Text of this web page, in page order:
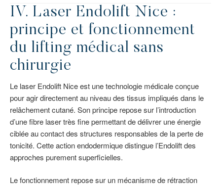
IV. Laser Endolift Nice :
principe et fonctionnement
du lifting médical sans
chirurgie
Le laser Endolift Nice est une technologie médicale conçue
pour agir directement au niveau des tissus impliqués dans le
relâchement cutané. Son principe repose sur l’introduction
d’une fibre laser très fine permettant de délivrer une énergie
ciblée au contact des structures responsables de la perte de
tonicité. Cette action endodermique distingue l’Endolift des
approches purement superficielles.
Le fonctionnement repose sur un mécanisme de rétraction